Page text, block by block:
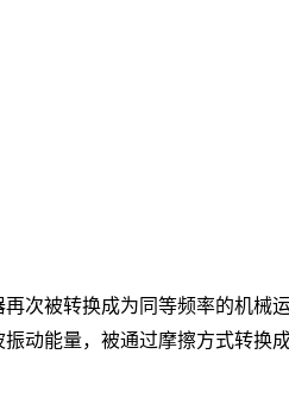
被转换成为同等频率的机械
动能量，被通过摩擦方式转换